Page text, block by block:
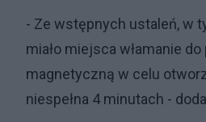
- Ze wstępnych ustaleń, w
miało miejsca włamanie
magnetyczną w celu
niespełna 4 minutach -